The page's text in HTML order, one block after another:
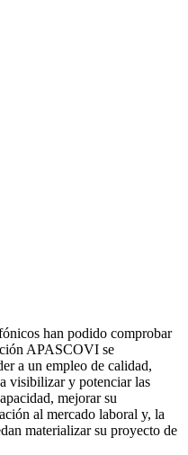
han podido comprobar
APASCOVI se
a un empleo de calidad,
visibilizar y potenciar las
mejorar su
al mercado laboral y, la
materializar su proyecto de